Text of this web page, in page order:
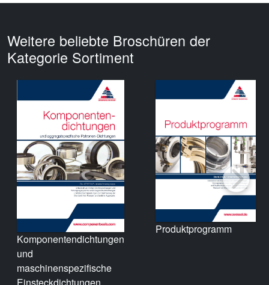
Weitere beliebte Broschüren der
Kategorie Sortiment
Komponentendichtungen
und
maschinenspezifische
Einsteckdichtungen
Produktprogramm